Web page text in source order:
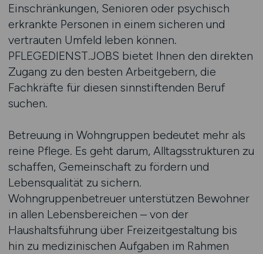
Einschränkungen, Senioren oder psychisch
erkrankte Personen in einem sicheren und
vertrauten Umfeld leben können.
PFLEGEDIENST.JOBS bietet Ihnen den direkten
Zugang zu den besten Arbeitgebern, die
Fachkräfte für diesen sinnstiftenden Beruf
suchen.
Betreuung in Wohngruppen bedeutet mehr als
reine Pflege. Es geht darum, Alltagsstrukturen zu
schaffen, Gemeinschaft zu fördern und
Lebensqualität zu sichern.
Wohngruppenbetreuer unterstützen Bewohner
in allen Lebensbereichen – von der
Haushaltsführung über Freizeitgestaltung bis
hin zu medizinischen Aufgaben im Rahmen